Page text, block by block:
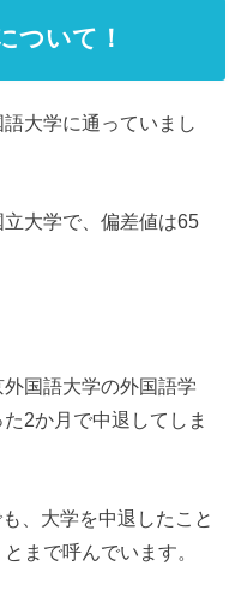
ついて！
大学に通っていまし
大学で、偏差値は65
国語大学の外国語学
2か月で中退してしま
、大学を中退したこと
まで呼んでいます。